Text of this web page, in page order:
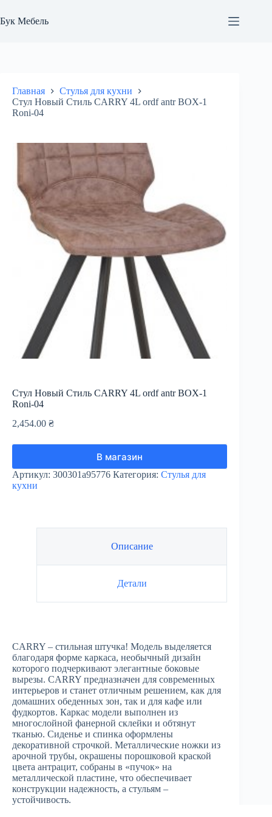
к
сути
Бук Мебель
Главная
Стулья для кухни
Стул Новый Стиль CARRY 4L ordf antr BOX-1
Roni-04
Стул Новый Стиль CARRY 4L ordf antr BOX-1
Roni-04
2,454.00 ₴
В магазин
Артикул: 300301a95776 Категория: Стулья для
кухни
Описание
Детали
CARRY – стильная штучка! Модель выделяется
благодаря форме каркаса, необычный дизайн
которого подчеркивают элегантные боковые
вырезы. CARRY предназначен для современных
интерьеров и станет отличным решением, как для
домашних обеденных зон, так и для кафе или
фудкортов. Каркас модели выполнен из
многослойной фанерной склейки и обтянут
тканью. Сиденье и спинка оформлены
декоративной строчкой. Металлические ножки из
арочной трубы, окрашены порошковой краской
цвета антрацит, собраны в «пучок» на
металлической пластине, что обеспечивает
конструкции надежность, а стульям –
устойчивость.